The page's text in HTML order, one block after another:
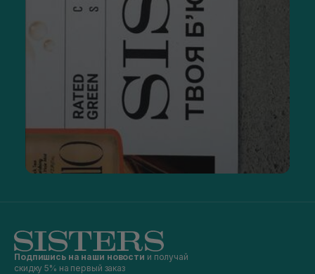
Подпишись на наши новости и получай
скидку 5% на первый заказ